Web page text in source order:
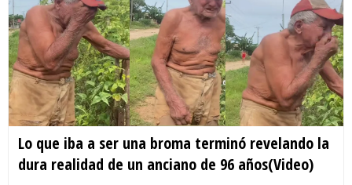
Lo que iba a ser una broma terminó revelando la
dura realidad de un anciano de 96 años(Video)